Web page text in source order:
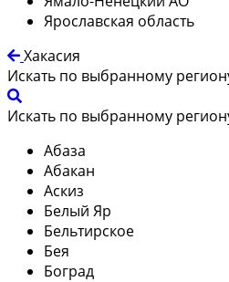
Ярославская область
Хакасия
Искать по выбранному
Искать по выбранному
Абаза
Абакан
Аскиз
Белый Яр
Бельтирское
Бея
Боград